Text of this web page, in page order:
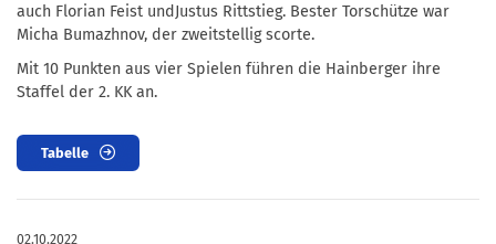
auch Florian Feist undJustus Rittstieg. Bester Torschütze war
Micha Bumazhnov, der zweitstellig scorte.
Mit 10 Punkten aus vier Spielen führen die Hainberger ihre
Staffel der 2. KK an.
Tabelle
02.10.2022